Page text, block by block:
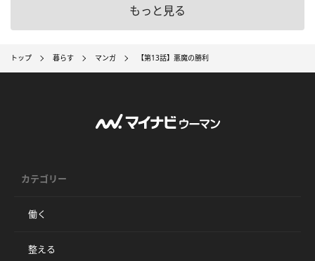
もっと見る
トップ 暮らす マンガ 【第13話】悪魔の勝利
カテゴリー
働く
整える